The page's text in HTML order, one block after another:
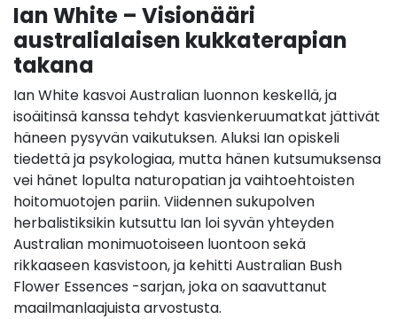
Ian White – Visionääri
australialaisen kukkaterapian
takana
Ian White kasvoi Australian luonnon keskellä, ja
isoäitinsä kanssa tehdyt kasvienkeruumatkat jättivät
häneen pysyvän vaikutuksen. Aluksi Ian opiskeli
tiedettä ja psykologiaa, mutta hänen kutsumuksensa
vei hänet lopulta naturopatian ja vaihtoehtoisten
hoitomuotojen pariin. Viidennen sukupolven
herbalistiksikin kutsuttu Ian loi syvän yhteyden
Australian monimuotoiseen luontoon sekä
rikkaaseen kasvistoon, ja kehitti Australian Bush
Flower Essences -sarjan, joka on saavuttanut
maailmanlaajuista arvostusta.